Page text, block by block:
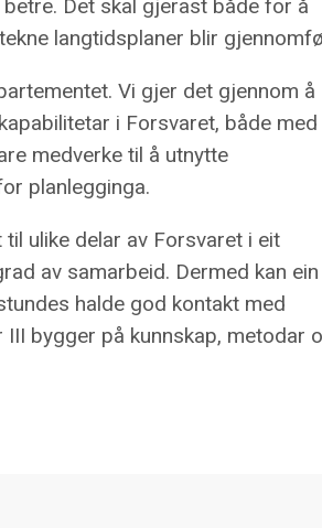
Det skal gjerast både for å
langtidsplaner blir
Vi gjer det gjennom å
i Forsvaret, både med
medverke til å utnytte
planlegginga.
ulike delar av Forsvaret i eit
av samarbeid. Dermed kan
halde god kontakt med
bygger på kunnskap, metodar